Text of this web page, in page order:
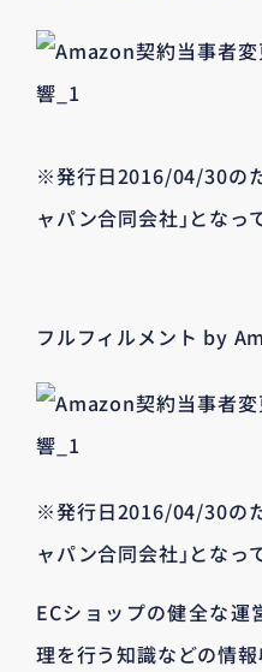
※発行日2016/04/30の
ャパン合同会社｣となっ
フルフィルメント by
※発行日2016/04/30の
ャパン合同会社｣となっ
ECショップの健全な
理を行う知識などの情報